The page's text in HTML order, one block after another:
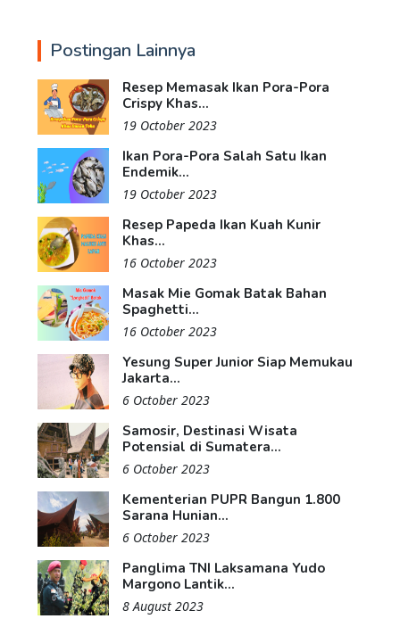
Postingan Lainnya
Resep Memasak Ikan Pora-Pora
Crispy Khas...
19 October 2023
Ikan Pora-Pora Salah Satu Ikan
Endemik...
19 October 2023
Resep Papeda Ikan Kuah Kunir
Khas...
16 October 2023
Masak Mie Gomak Batak Bahan
Spaghetti...
16 October 2023
Yesung Super Junior Siap Memukau
Jakarta...
6 October 2023
Samosir, Destinasi Wisata
Potensial di Sumatera...
6 October 2023
Kementerian PUPR Bangun 1.800
Sarana Hunian...
6 October 2023
Panglima TNI Laksamana Yudo
Margono Lantik...
8 August 2023